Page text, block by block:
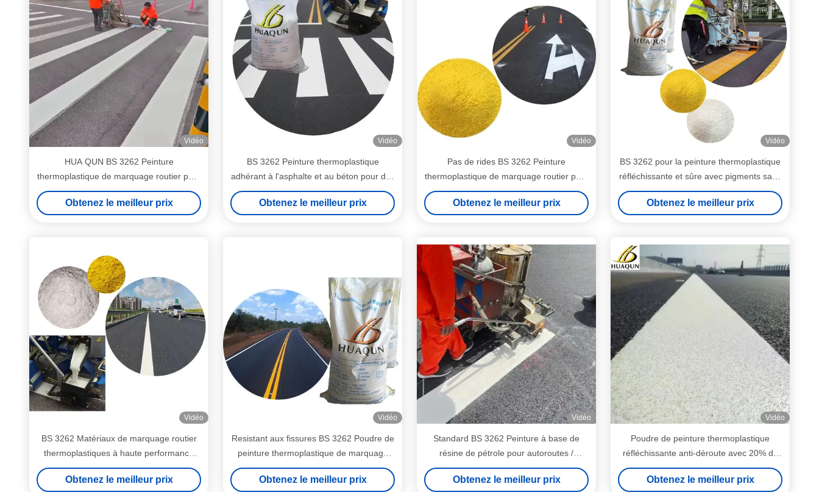
Vidéo
HUA QUN BS 3262 Peinture
thermoplastique de marquage routier pour
autoroutes
Obtenez le meilleur prix
Vidéo
BS 3262 Peinture thermoplastique
adhérant à l'asphalte et au béton pour des
marquages routiers durables
Obtenez le meilleur prix
Vidéo
Pas de rides BS 3262 Peinture
thermoplastique de marquage routier pour
marquage de pavés
Obtenez le meilleur prix
Vidéo
BS 3262 pour la peinture thermoplastique
réfléchissante et sûre avec pigments sans
plomb et perles de verre
Obtenez le meilleur prix
Vidéo
BS 3262 Matériaux de marquage routier
thermoplastiques à haute performance
appliqués à chaud pour les routes
Obtenez le meilleur prix
Vidéo
Resistant aux fissures BS 3262 Poudre de
peinture thermoplastique de marquage
routier - séchage rapide (moins de 3 min)
dans 25 kg/sac
Obtenez le meilleur prix
Vidéo
Standard BS 3262 Peinture à base de
résine de pétrole pour autoroutes /
parkings
Obtenez le meilleur prix
Vidéo
Poudre de peinture thermoplastique
réfléchissante anti-déroute avec 20% de
perles de verre
Obtenez le meilleur prix